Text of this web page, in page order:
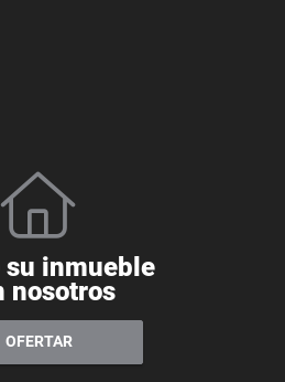
inmueble
nosotros
OFERTAR